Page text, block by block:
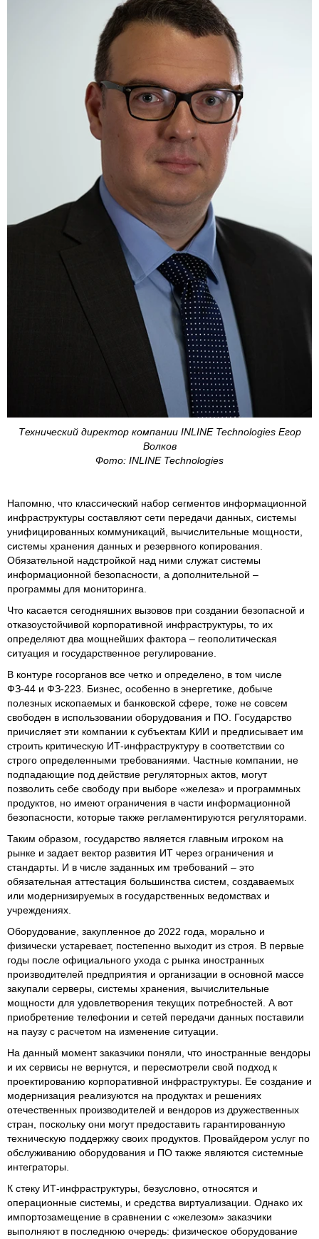
Технический директор компании INLINE Technologies Егор
Волков
Фото: INLINE Technologies
Напомню, что классический набор сегментов информационной
инфраструктуры составляют сети передачи данных, системы
унифицированных коммуникаций, вычислительные мощности,
системы хранения данных и резервного копирования.
Обязательной надстройкой над ними служат системы
информационной безопасности, а дополнительной –
программы для мониторинга.
Что касается сегодняшних вызовов при создании безопасной и
отказоустойчивой корпоративной инфраструктуры, то их
определяют два мощнейших фактора – геополитическая
ситуация и государственное регулирование.
В контуре госорганов все четко и определено, в том числе
ФЗ-44 и ФЗ-223. Бизнес, особенно в энергетике, добыче
полезных ископаемых и банковской сфере, тоже не совсем
свободен в использовании оборудования и ПО. Государство
причисляет эти компании к субъектам КИИ и предписывает им
строить критическую ИТ-инфраструктуру в соответствии со
строго определенными требованиями. Частные компании, не
подпадающие под действие регуляторных актов, могут
позволить себе свободу при выборе «железа» и программных
продуктов, но имеют ограничения в части информационной
безопасности, которые также регламентируются регуляторами.
Таким образом, государство является главным игроком на
рынке и задает вектор развития ИТ через ограничения и
стандарты. И в числе заданных им требований – это
обязательная аттестация большинства систем, создаваемых
или модернизируемых в государственных ведомствах и
учреждениях.
Оборудование, закупленное до 2022 года, морально и
физически устаревает, постепенно выходит из строя. В первые
годы после официального ухода с рынка иностранных
производителей предприятия и организации в основной массе
закупали серверы, системы хранения, вычислительные
мощности для удовлетворения текущих потребностей. А вот
приобретение телефонии и сетей передачи данных поставили
на паузу с расчетом на изменение ситуации.
На данный момент заказчики поняли, что иностранные вендоры
и их сервисы не вернутся, и пересмотрели свой подход к
проектированию корпоративной инфраструктуры. Ее создание и
модернизация реализуются на продуктах и решениях
отечественных производителей и вендоров из дружественных
стран, поскольку они могут предоставить гарантированную
техническую поддержку своих продуктов. Провайдером услуг по
обслуживанию оборудования и ПО также являются системные
интеграторы.
К стеку ИТ-инфраструктуры, безусловно, относятся и
операционные системы, и средства виртуализации. Однако их
импортозамещение в сравнении с «железом» заказчики
выполняют в последнюю очередь: физическое оборудование